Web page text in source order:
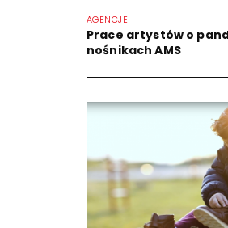
AGENCJE
Prace artystów o
nośnikach AMS